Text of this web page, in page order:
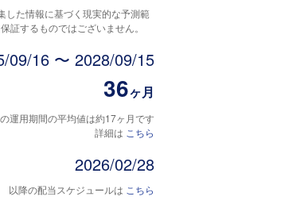
した情報に基づく現実的な予測範
証するものではございません。
09/16 〜 2028/09/15
36ヶ月
の運用期間の平均値は約17ヶ月です
詳細は こちら
2026/02/28
以降の配当スケジュールは こちら